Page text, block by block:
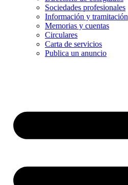
Sociedades profesionales
Información y tramitación
Memorias y cuentas
Circulares
Carta de servicios
Publica un anuncio